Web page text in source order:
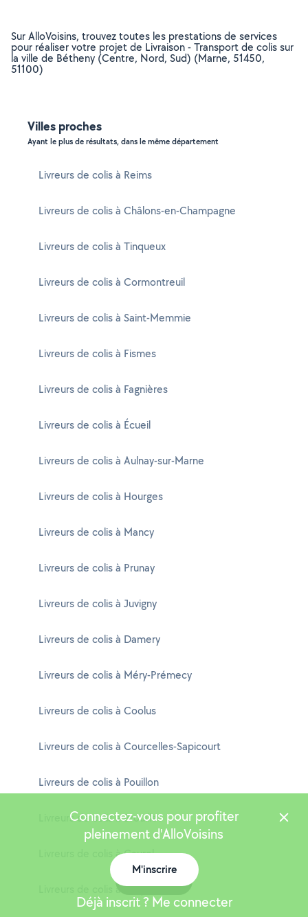
Sur AlloVoisins, trouvez toutes les prestations de services
pour réaliser votre projet de Livraison - Transport de colis sur
la ville de Bétheny (Centre, Nord, Sud) (Marne, 51450,
51100)
Villes proches
Ayant le plus de résultats, dans le même département
Livreurs de colis à Reims
Livreurs de colis à Châlons-en-Champagne
Livreurs de colis à Tinqueux
Livreurs de colis à Cormontreuil
Livreurs de colis à Saint-Memmie
Livreurs de colis à Fismes
Livreurs de colis à Fagnières
Livreurs de colis à Écueil
Livreurs de colis à Aulnay-sur-Marne
Livreurs de colis à Hourges
Livreurs de colis à Mancy
Livreurs de colis à Prunay
Livreurs de colis à Juvigny
Livreurs de colis à Damery
Livreurs de colis à Méry-Prémecy
Livreurs de colis à Coolus
Livreurs de colis à Courcelles-Sapicourt
Livreurs de colis à Pouillon
Livreurs de colis à Brouillet
Livreurs de colis à Caurel
Livreurs de colis à Sacy
Connectez-vous pour profiter
pleinement d'AlloVoisins
M'inscrire
Déjà inscrit ? Me connecter